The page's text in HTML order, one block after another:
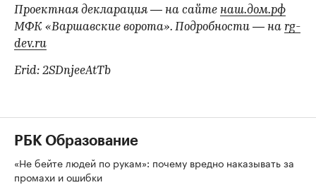
Проектная декларация — на сайте наш.дом.рф
МФК «Варшавские ворота». Подробности — на rg-
dev.ru
Erid: 2SDnjeeAtTb
РБК Образование
«Не бейте людей по рукам»: почему вредно наказывать за
промахи и ошибки